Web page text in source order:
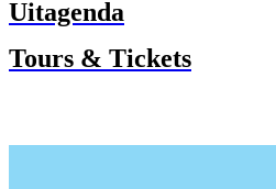
Uitagenda
Tours & Tickets